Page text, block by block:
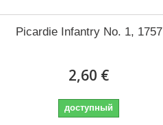
Picardie Infantry No. 1, 1757
2,60 €
доступный